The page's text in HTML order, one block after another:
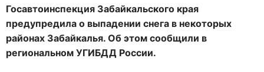
Госавтоинспекция Забайкальского края
предупредила о выпадении снега в некоторых
районах Забайкалья. Об этом сообщили в
региональном УГИБДД России.